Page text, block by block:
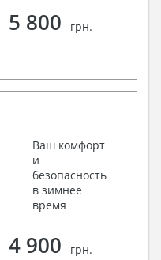
5 800 грн.
Ваш комфорт
и
безопасность
в зимнее
время
4 900 грн.